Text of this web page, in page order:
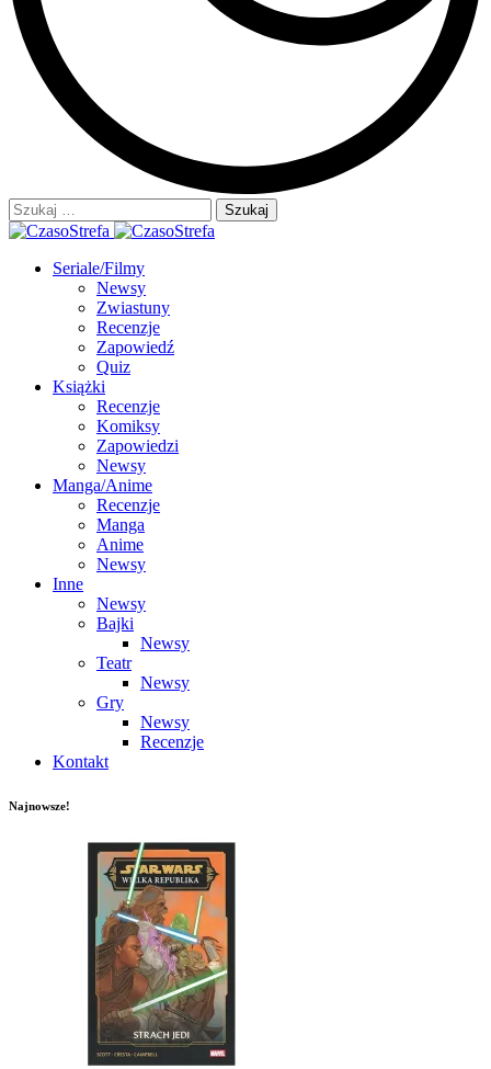
Szukaj:
Seriale/Filmy
Newsy
Zwiastuny
Recenzje
Zapowiedź
Quiz
Książki
Recenzje
Komiksy
Zapowiedzi
Newsy
Manga/Anime
Recenzje
Manga
Anime
Newsy
Inne
Newsy
Bajki
Newsy
Teatr
Newsy
Gry
Newsy
Recenzje
Kontakt
Najnowsze!